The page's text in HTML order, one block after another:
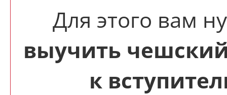
Для этого вам
выучить
к